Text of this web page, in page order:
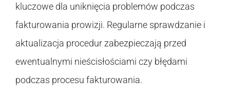
kluczowe dla uniknięcia problemów podczas
fakturowania prowizji. Regularne sprawdzanie i
aktualizacja procedur zabezpieczają przed
ewentualnymi nieścisłościami czy błędami
podczas procesu fakturowania.